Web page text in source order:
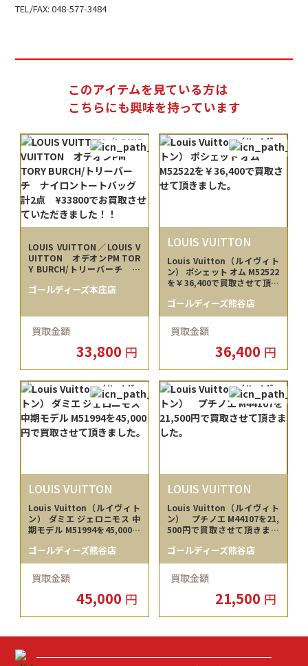
TEL/FAX: 048-577-3484
このアイテムを見ている方は
こちらにも興味を持っています
LOUIS VUITTON／LOUIS V
UITTON オデオンPM TOR
Y BURCH/トリーバーチ ナ
点 ¥33800でお買取させてい
ゴールディーズ本庄店
買取金額
33,800 円
LOUIS VUITTON
Louis Vuitton（ルイヴィト
ン） ポシェット オム M52522
を￥36,400で買取させて頂き
ゴールディーズ熊谷店
買取金額
36,400 円
LOUIS VUITTON
Louis Vuitton（ルイヴィト
ン） ダミエ ジェロニモス 中
期モデル M51994を45,000円
ゴールディーズ熊谷店
買取金額
45,000 円
LOUIS VUITTON
Louis Vuitton（ルイヴィト
ン） プチノエ M44107を21,
500円で買取させて頂きまし
ゴールディーズ熊谷店
買取金額
21,500 円